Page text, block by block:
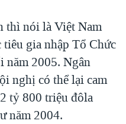
VIỆT NAM
VIỆT NAM
TRỘM HẢI SÂM
TỪ NÔNG THÔN MỸ
thì nói là Việt Nam
gia nhập Tổ Chức
2005. Ngân
nghị có thể lại cam
tỷ 800 triệu đôla
năm 2004.